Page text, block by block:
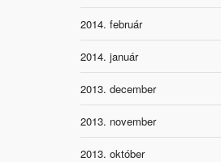
2014. február
2014. január
2013. december
2013. november
2013. október